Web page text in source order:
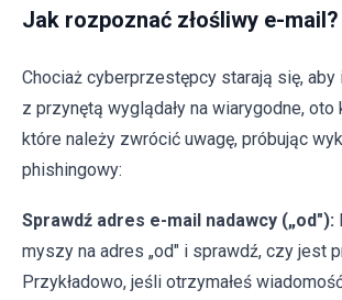
Jak rozpoznać złośliwy e-mail?
Chociaż cyberprzestępcy starają się,
z przynętą wyglądały na wiarygodne, oto
które należy zwrócić uwagę, próbując
phishingowy:
Sprawdź adres e-mail nadawcy („od"):
myszy na adres „od" i sprawdź, czy jest
Przykładowo, jeśli otrzymałeś